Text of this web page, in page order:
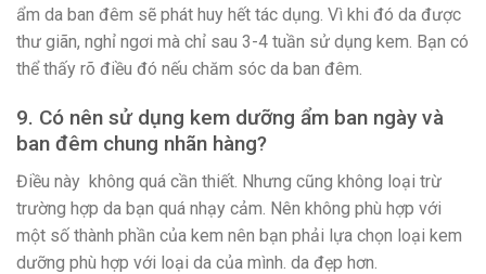
ẩm da ban đêm sẽ phát huy hết tác dụng. Vì khi đó da được
thư giãn, nghỉ ngơi mà chỉ sau 3-4 tuần sử dụng kem. Bạn có
thể thấy rõ điều đó nếu chăm sóc da ban đêm.
9. Có nên sử dụng kem dưỡng ẩm ban ngày và
ban đêm chung nhãn hàng?
Điều này không quá cần thiết. Nhưng cũng không loại trừ
trường hợp da bạn quá nhạy cảm. Nên không phù hợp với
một số thành phần của kem nên bạn phải lựa chọn loại kem
dưỡng phù hợp với loại da của mình. da đẹp hơn.